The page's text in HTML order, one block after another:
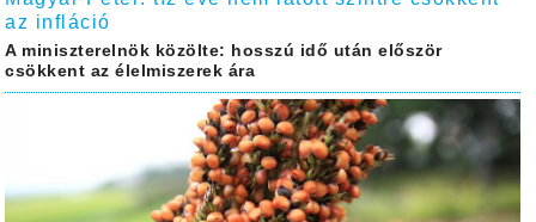
az infláció
A miniszterelnök közölte: hosszú idő után először
csökkent az élelmiszerek ára